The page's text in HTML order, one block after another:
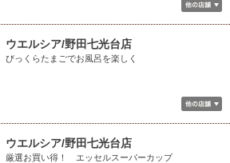
ウエルシア/野田七光台店
びっくらたまごでお風呂を楽しく
ウエルシア/野田七光台店
厳選お買い得！ エッセルスーパーカップ